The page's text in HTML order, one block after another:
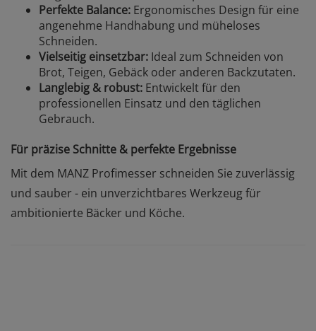
Perfekte Balance: Ergonomisches Design für eine
angenehme Handhabung und müheloses
Schneiden.
Vielseitig einsetzbar: Ideal zum Schneiden von
Brot, Teigen, Gebäck oder anderen Backzutaten.
Langlebig & robust: Entwickelt für den
professionellen Einsatz und den täglichen
Gebrauch.
Für präzise Schnitte & perfekte Ergebnisse
Mit dem MANZ Profimesser schneiden Sie zuverlässig
und sauber - ein unverzichtbares Werkzeug für
ambitionierte Bäcker und Köche.